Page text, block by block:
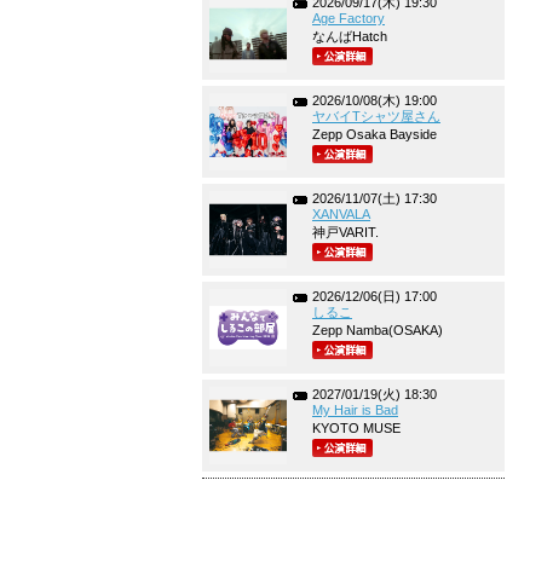
Age Factory
なんばHatch
2026/10/08(木) 19:00
ヤバイTシャツ屋さん
Zepp Osaka Bayside
2026/11/07(土) 17:30
XANVALA
神戸VARIT.
2026/12/06(日) 17:00
しるこ
Zepp Namba(OSAKA)
2027/01/19(火) 18:30
My Hair is Bad
KYOTO MUSE